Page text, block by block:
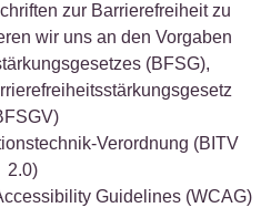
zur Barrierefreiheit zu
wir uns an den Vorgaben
(BFSG),
Verordnung (BITV
2.0)
Guidelines (WCAG)